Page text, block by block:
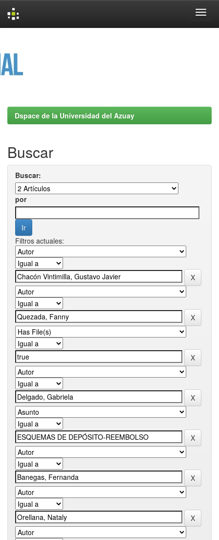
Dspace de la Universidad del Azuay
Buscar
Buscar:
por
Filtros actuales: